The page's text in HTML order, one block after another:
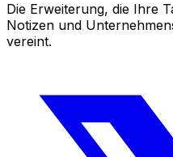
Die Erweiterung, die Ihre
Notizen und
vereint.